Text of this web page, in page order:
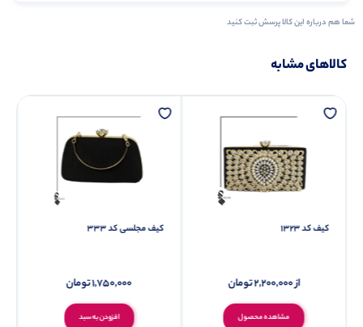
شما هم درباره این کالا پرسش ثبت کنید
کالاهای مشابه
کیف کد 1323
مشاهده محصول
از2,200,000تومان
کیف مجلسی کد 333
افزودن به سبد
1,750,000تومان